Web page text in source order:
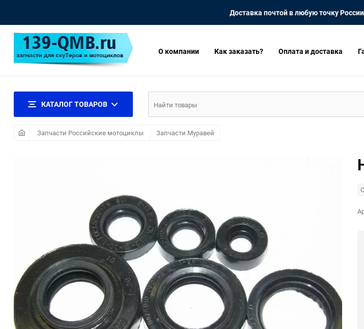
Доставка почтой в любую точку
О компании Как заказать? Оплата и доставка
КАТАЛОГ ТОВАРОВ
Запчасти Российские мотоциклы Запчасти Муравей